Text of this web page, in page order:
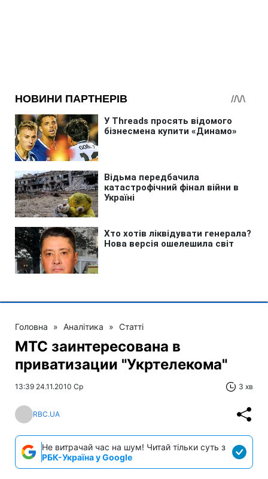
Головна » Аналітика » Статті
МТС заинтересована в
приватизации "Укртелекома"
13:39 24.11.2010 Ср 3 хв
RBC.UA
Не витрачай час на шум! Читай тільки суть з
РБК-Україна у Google